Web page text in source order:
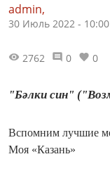
admin,
30 Июль 2022 - 10:00
2762 0 0
"Бәлки син"
Вспомним лучшие
Моя «Казань»